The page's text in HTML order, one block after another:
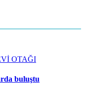
OTAĞI
buluştu